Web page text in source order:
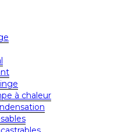
à chaleur